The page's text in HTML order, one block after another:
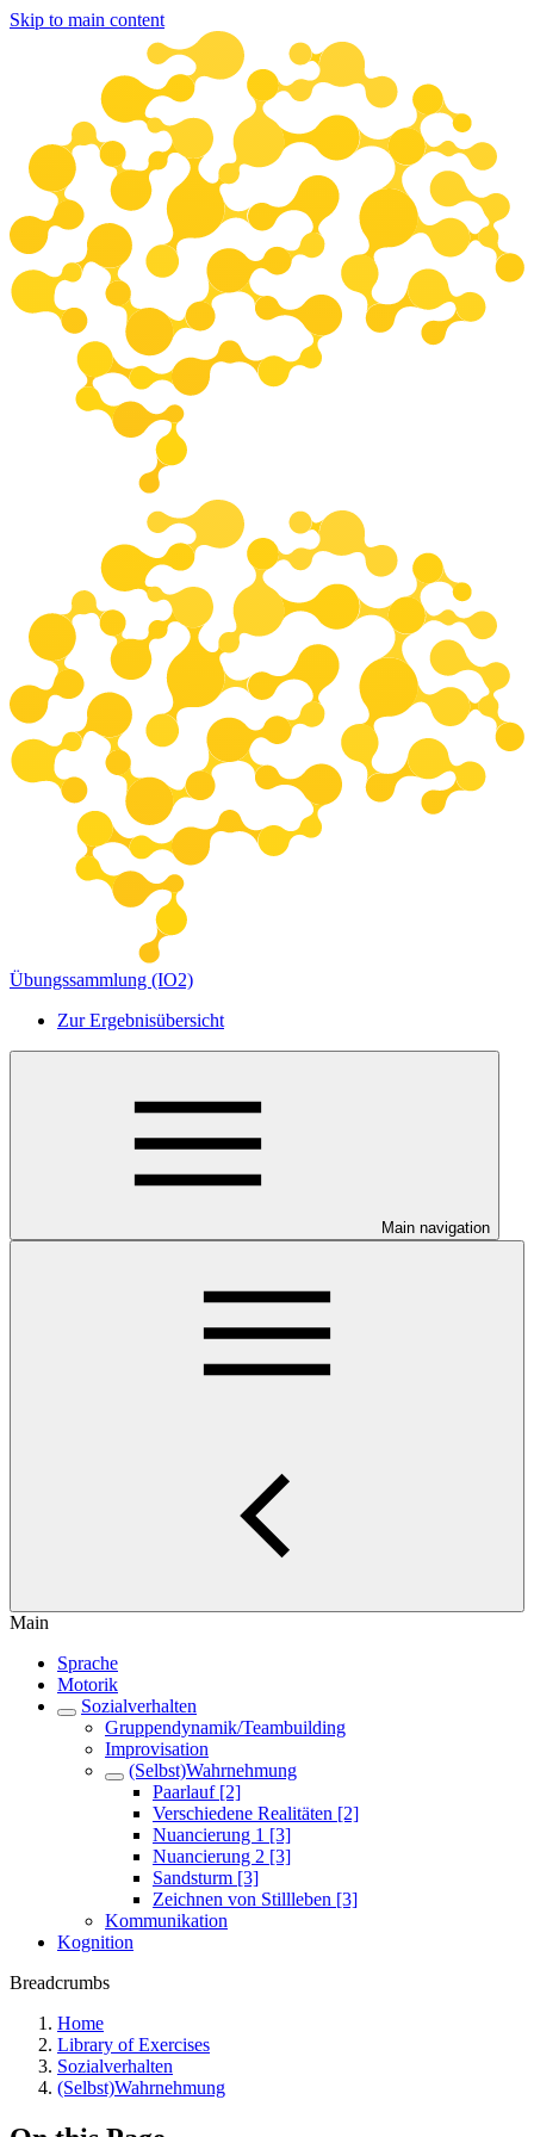
Skip to main content
Übungssammlung (IO2)
Zur Ergebnisübersicht
Main navigation
Main
Sprache
Motorik
Sozialverhalten
Gruppendynamik/Teambuilding
Improvisation
(Selbst)Wahrnehmung
Paarlauf [2]
Verschiedene Realitäten [2]
Nuancierung 1 [3]
Nuancierung 2 [3]
Sandsturm [3]
Zeichnen von Stillleben [3]
Kommunikation
Kognition
Breadcrumbs
Home
Library of Exercises
Sozialverhalten
(Selbst)Wahrnehmung